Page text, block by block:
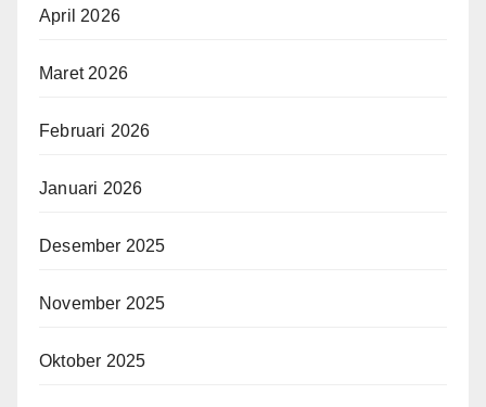
April 2026
Maret 2026
Februari 2026
Januari 2026
Desember 2025
November 2025
Oktober 2025